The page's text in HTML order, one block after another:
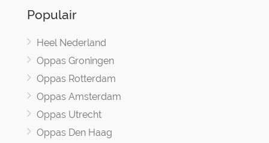
Populair
Heel Nederland
Oppas Groningen
Oppas Rotterdam
Oppas Amsterdam
Oppas Utrecht
Oppas Den Haag